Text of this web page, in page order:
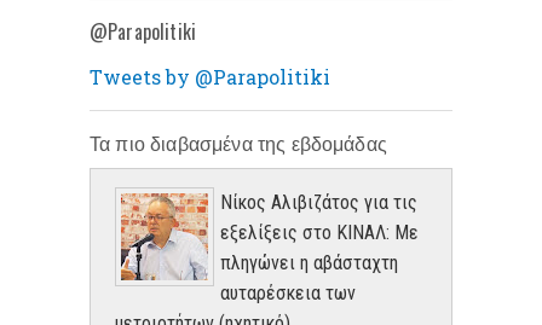
@Parapolitiki
Tweets by @Parapolitiki
Τα πιο διαβασμένα της εβδομάδας
Νίκος Αλιβιζάτος για τις
εξελίξεις στο ΚΙΝΑΛ: Με
πληγώνει η αβάσταχτη
αυταρέσκεια των